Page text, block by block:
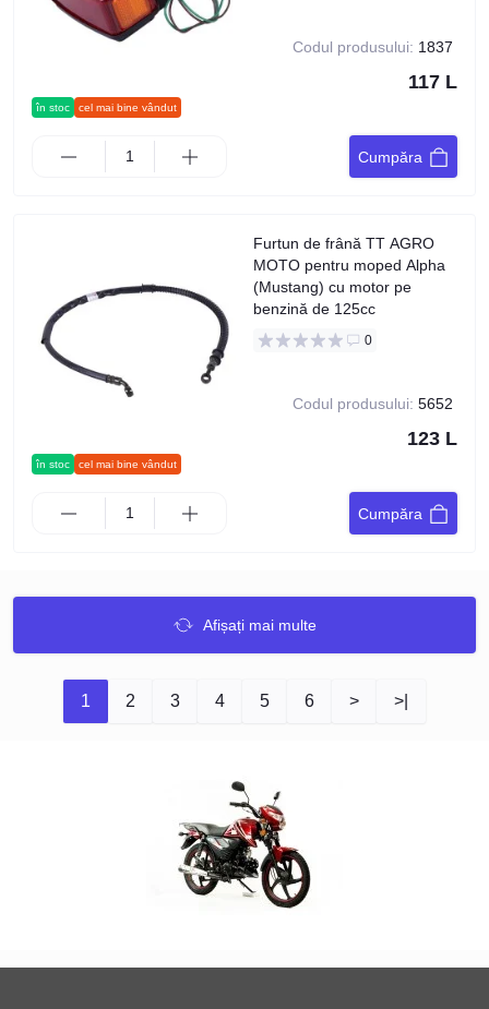
în stoc cel mai bine vândut
Codul produsului: 1837
117 L
Cumpăra
în stoc cel mai bine vândut
Furtun de frână TT AGRO
MOTO pentru moped Alpha
(Mustang) cu motor pe
benzină de 125cc
0
Codul produsului: 5652
123 L
Cumpăra
Afișați mai multe
1 2 3 4 5 6 > >|